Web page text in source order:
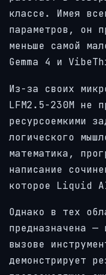
классе. Имея
параметров, он
меньше самой
Gemma 4 и
Из-за своих
LFM2.5-230M не
ресурсоемкими
логического
математика,
написание
которое Liquid
Однако в тех
предназначена —
вызове
демонстрирует